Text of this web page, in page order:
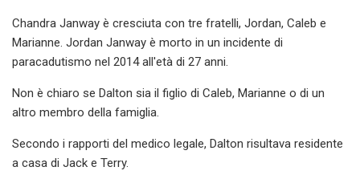
Chandra Janway è cresciuta con tre fratelli, Jordan, Caleb e
Marianne. Jordan Janway è morto in un incidente di
paracadutismo nel 2014 all'età di 27 anni.
Non è chiaro se Dalton sia il figlio di Caleb, Marianne o di un
altro membro della famiglia.
Secondo i rapporti del medico legale, Dalton risultava residente
a casa di Jack e Terry.